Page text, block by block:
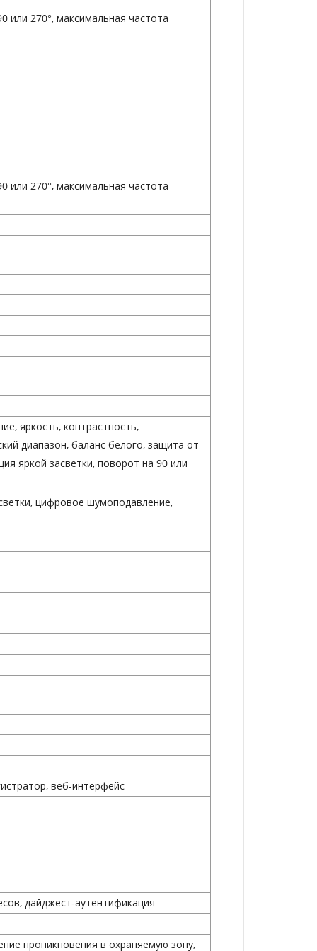
или 270°, максимальная частота
или 270°, максимальная частота
яркость, контрастность,
диапазон, баланс белого, защита от
яркой засветки, поворот на 90 или
цифровое шумоподавление,
веб-интерфейс
дайджест-аутентификация
проникновения в охраняемую зону,